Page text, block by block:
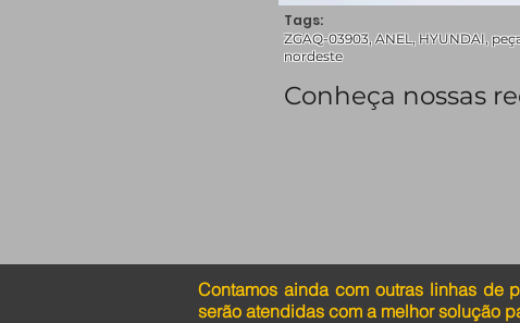
ZGAQ-03903, ANEL, HYUNDAI,
nordeste
Conheça nossas
Tags:
Contamos ainda com outras linhas de
serão atendidas com a melhor solução